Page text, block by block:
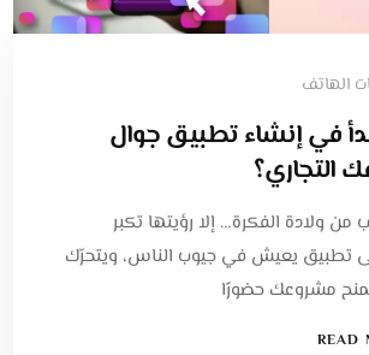
الهاتف
في إنشاء تطبيق جوال
التجاري؟
ولادة الفكرة… إلا رؤيتها تكبر
تطبيق يعيش في جيوب الناس، ويتحرّك
مشروعك حضورًا
READ